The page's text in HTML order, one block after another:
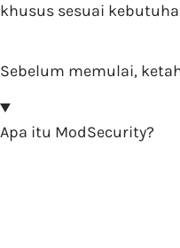
khusus sesuai
Sebelum memulai,
Apa itu ModSecurity?